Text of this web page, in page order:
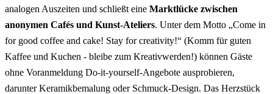
analogen Auszeiten und schließt eine Marktlücke zwischen
anonymen Cafés und Kunst-Ateliers. Unter dem Motto „Come in
for good coffee and cake! Stay for creativity!“ (Komm für guten
Kaffee und Kuchen - bleibe zum Kreativwerden!) können Gäste
ohne Voranmeldung Do-it-yourself-Angebote ausprobieren,
darunter Keramikbemalung oder Schmuck-Design. Das Herzstück